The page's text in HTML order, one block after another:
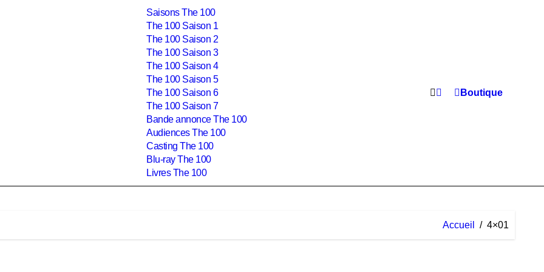
Saisons The 100
The 100 Saison 1
The 100 Saison 2
The 100 Saison 3
The 100 Saison 4
The 100 Saison 5
The 100 Saison 6
The 100 Saison 7
Bande annonce The 100
Audiences The 100
Casting The 100
Blu-ray The 100
Livres The 100
Boutique
Accueil 4×01